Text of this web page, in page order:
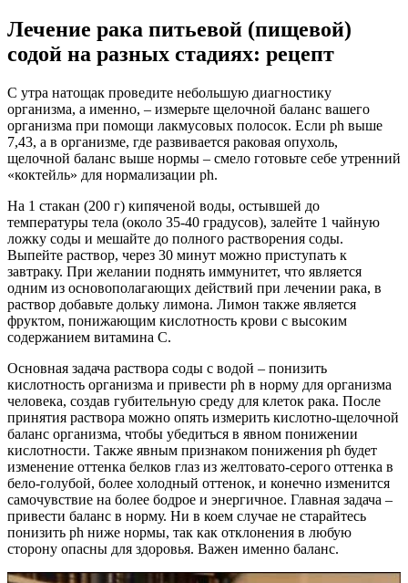
Лечение рака питьевой (пищевой)
содой на разных стадиях: рецепт
С утра натощак проведите небольшую диагностику
организма, а именно, – измерьте щелочной баланс вашего
организма при помощи лакмусовых полосок. Если ph выше
7,43, а в организме, где развивается раковая опухоль,
щелочной баланс выше нормы – смело готовьте себе утренний
«коктейль» для нормализации ph.
На 1 стакан (200 г) кипяченой воды, остывшей до
температуры тела (около 35-40 градусов), залейте 1 чайную
ложку соды и мешайте до полного растворения соды.
Выпейте раствор, через 30 минут можно приступать к
завтраку. При желании поднять иммунитет, что является
одним из основополагающих действий при лечении рака, в
раствор добавьте дольку лимона. Лимон также является
фруктом, понижающим кислотность крови с высоким
содержанием витамина С.
Основная задача раствора соды с водой – понизить
кислотность организма и привести ph в норму для организма
человека, создав губительную среду для клеток рака. После
принятия раствора можно опять измерить кислотно-щелочной
баланс организма, чтобы убедиться в явном понижении
кислотности. Также явным признаком понижения ph будет
изменение оттенка белков глаз из желтовато-серого оттенка в
бело-голубой, более холодный оттенок, и конечно изменится
самочувствие на более бодрое и энергичное. Главная задача –
привести баланс в норму. Ни в коем случае не старайтесь
понизить ph ниже нормы, так как отклонения в любую
сторону опасны для здоровья. Важен именно баланс.